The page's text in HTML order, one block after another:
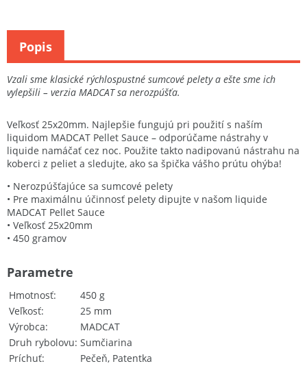
Vzali sme klasické rýchlospustné sumcové pelety a ešte sme ich
vylepšili – verzia MADCAT sa nerozpúšťa.
Veľkosť 25x20mm. Najlepšie fungujú pri použití s ​​naším
liquidom MADCAT Pellet Sauce – odporúčame nástrahy v
liquide namáčať cez noc. Použite takto nadipovanú nástrahu na
koberci z peliet a sledujte, ako sa špička vášho prútu ohýba!
• Nerozpúšťajúce sa sumcové pelety
• Pre maximálnu účinnosť pelety dipujte v našom liquide
MADCAT Pellet Sauce
• Veľkosť 25x20mm
• 450 gramov
Hmotnosť
450 g
Veľkosť
25 mm
Výrobca
MADCAT
Druh rybolovu Sumčiarina
Príchuť
Pečeň, Patentka
Parametre
Popis